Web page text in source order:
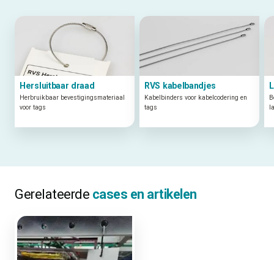
Hersluitbaar draad
Herbruikbaar bevestigingsmateriaal
voor tags
RVS kabelbandjes
Kabelbinders voor kabelcodering en
tags
Gerelateerde cases en artikelen